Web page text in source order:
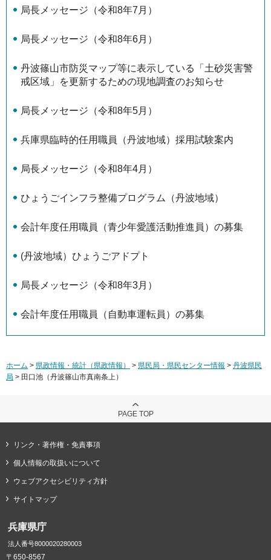
局長メッセージ（令和8年7月）
局長メッセージ（令和8年6月）
丹波篠山市防災マップ等に表示している「土砂災害警
戒区域」を更新するための現地調査のお知らせ
局長メッセージ（令和8年5月）
兵庫県臨時的任用職員（丹波地域）採用試験案内
局長メッセージ（令和8年4月）
ひょうごインフラ整備プログラム（丹波地域）
会計年度任用職員（青少年愛護活動推進員）の募集
(丹波地域）ひょうごアドプト
局長メッセージ（令和8年3月）
会計年度任用職員（自動車運転員）の募集
ホーム > 県政情報・統計（県政情報） > 県民局・県民センター情報 > 丹波県民
局 > 田口池（丹波篠山市真南条上）
PAGE TOP
リンク・著作権・免責事項
個人情報の取扱いについて
ウェブアクセシビリティ方針
サイトマップ
兵庫県庁
法人番号8000020280003
〒650-8567